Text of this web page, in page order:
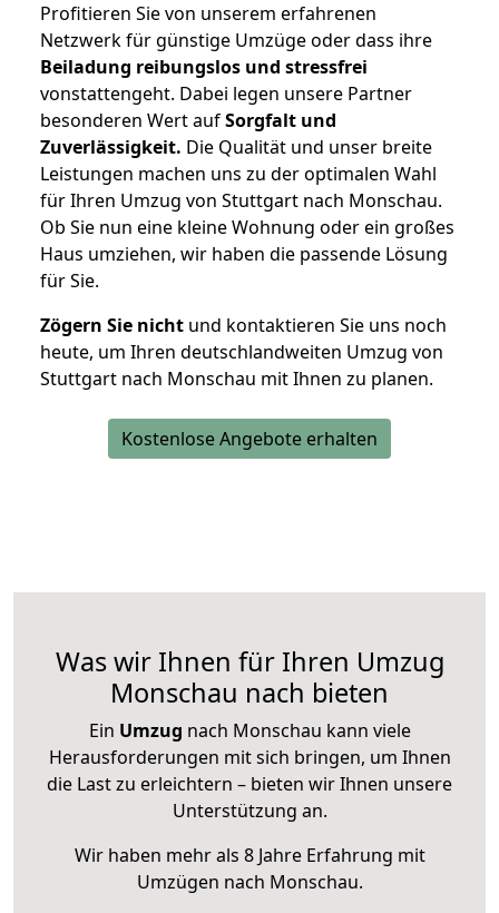
Profitieren Sie von unserem erfahrenen
Netzwerk für günstige Umzüge oder dass ihre
Beiladung reibungslos und stressfrei
vonstattengeht. Dabei legen unsere Partner
besonderen Wert aufSorgfalt und
Zuverlässigkeit. Die Qualität und unser breite
Leistungen machen uns zu der optimalen Wahl
für Ihren Umzug von Stuttgart nach Monschau.
Ob Sie nun eine kleine Wohnung oder ein großes
Haus umziehen, wir haben die passende Lösung
für Sie.
Zögern Sie nicht und kontaktieren Sie uns noch
heute, um Ihren deutschlandweiten Umzug von
Stuttgart nach Monschau mit Ihnen zu planen.
Kostenlose Angebote erhalten
Was wir Ihnen für Ihren Umzug
Monschau nach bieten
Ein Umzug nach Monschau kann viele
Herausforderungen mit sich bringen, um Ihnen
die Last zu erleichtern – bieten wir Ihnen unsere
Unterstützung an.
Wir haben mehr als 8 Jahre Erfahrung mit
Umzügen nach Monschau.